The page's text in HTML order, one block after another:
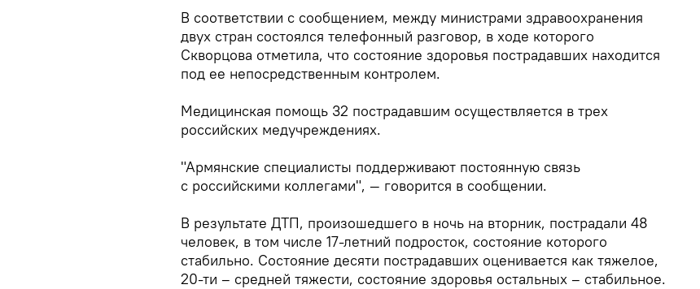
В соответствии с сообщением, между министрами здравоохранения
двух стран состоялся телефонный разговор, в ходе которого
Скворцова отметила, что состояние здоровья пострадавших находится
под ее непосредственным контролем.
Медицинская помощь 32 пострадавшим осуществляется в трех
российских медучреждениях.
"Армянские специалисты поддерживают постоянную связь
с российскими коллегами", — говорится в сообщении.
В результате ДТП, произошедшего в ночь на вторник, пострадали 48
человек, в том числе 17-летний подросток, состояние которого
стабильно. Состояние десяти пострадавших оценивается как тяжелое,
20-ти – средней тяжести, состояние здоровья остальных – стабильное.